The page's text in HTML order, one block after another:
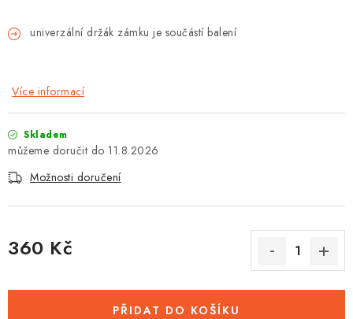
univerzální držák zámku je součástí balení
Více informací
Skladem
11.8.2026
Možnosti doručení
360 Kč
PŘIDAT DO KOŠÍKU